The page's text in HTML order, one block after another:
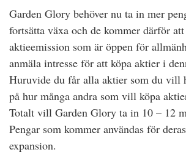
Garden Glory behöver nu ta in mer
fortsätta växa och de kommer därför
aktieemission som är öppen för
anmäla intresse för att köpa aktier i
Huruvide du får alla aktier som du vill
på hur många andra som vill köpa
Totalt vill Garden Glory ta in 10 – 12
Pengar som kommer användas för
expansion.